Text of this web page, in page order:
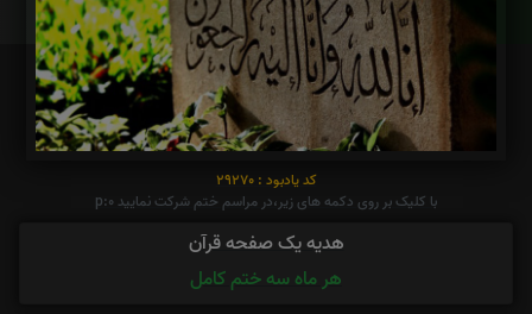
کد یادبود : 29270
با کلیک بر روی دکمه های زیر،در مراسم ختم شرکت نمایید p:0
هدیه یک صفحه قرآن
هر ماه سه ختم کامل